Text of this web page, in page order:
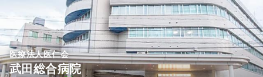
医療法人医仁会
武田総合病院